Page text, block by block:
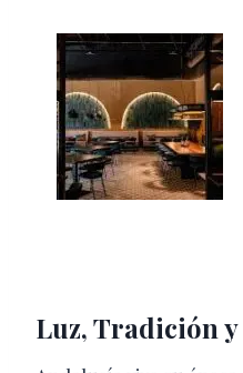
Luz, Tradición